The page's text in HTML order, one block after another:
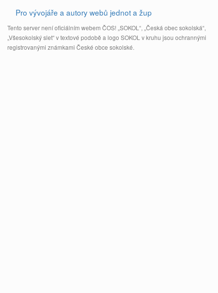
Pro vývojáře a autory webů jednot a žup
Tento server není oficiálním webem ČOS! „SOKOL“, „Česká obec sokolská“,
„Všesokolský slet“ v textové podobě a logo SOKOL v kruhu jsou ochrannými
registrovanými známkami České obce sokolské.